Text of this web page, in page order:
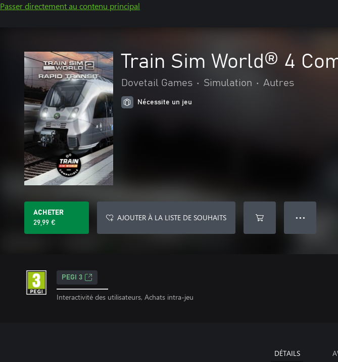
Passer directement au contenu principal
Train Sim World® 4
Dovetail Games • Simulation • Autres
Nécessite un jeu
ACHETER
29,99 €
AJOUTER À LA LISTE DE SOUHAITS ● ● ●
PEGI 3
Interactivité des utilisateurs, Achats intra-jeu
DÉTAILS